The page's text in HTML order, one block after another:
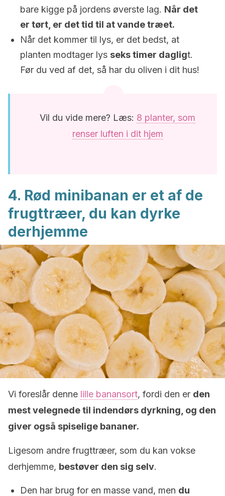
bare kigge på jordens øverste lag. Når det
er tørt, er det tid til at vande træet.
Når det kommer til lys, er det bedst, at
planten modtager lys seks timer dagligt.
Før du ved af det, så har du oliven i dit hus!
Vil du vide mere? Læs: 8 planter, som
renser luften i dit hjem
4. Rød minibanan er et af de
frugttræer, du kan dyrke
derhjemme
Vi foreslår denne lille banansort, fordi den er den
mest velegnede til indendørs dyrkning, og den
giver også spiselige bananer.
Ligesom andre frugttræer, som du kan vokse
derhjemme, bestøver den sig selv.
Den har brug for en masse vand, men du